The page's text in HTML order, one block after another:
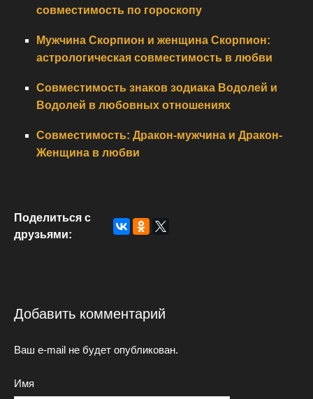
совместимость по гороскопу
Мужчина Скорпион и женщина Скорпион:
астрологическая совместимость в любви
Совместимость знаков зодиака Водолей и
Водолей в любовных отношениях
Совместимость: Дракон-мужчина и Дракон-
Женщина в любви
Поделиться с
друзьями:
Добавить комментарий
Ваш e-mail не будет опубликован.
Имя